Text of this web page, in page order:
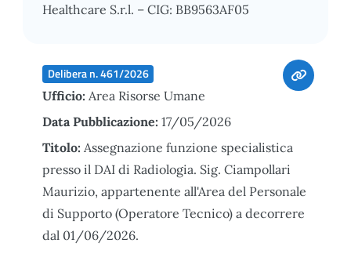
Healthcare S.r.l. – CIG: BB9563AF05
Delibera n. 461/2026
Ufficio: Area Risorse Umane
Data Pubblicazione: 17/05/2026
Titolo: Assegnazione funzione specialistica
presso il DAI di Radiologia. Sig. Ciampollari
Maurizio, appartenente all'Area del Personale
di Supporto (Operatore Tecnico) a decorrere
dal 01/06/2026.